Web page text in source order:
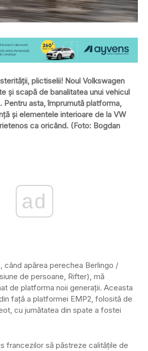
plictiselii! Noul Volkswagen
și scapă de banalitatea unui vehicul
Pentru asta, împrumută platforma,
și elementele interioare de la VW
ca oricând. (Foto: Bogdan
ad
când apărea perechea Berlingo /
de persoane, Rifter), mă
de platforma noii generații. Aceasta
față a platformei EMP2, folosită de
cu jumătatea din spate a fostei
francezilor să păstreze calitățile de